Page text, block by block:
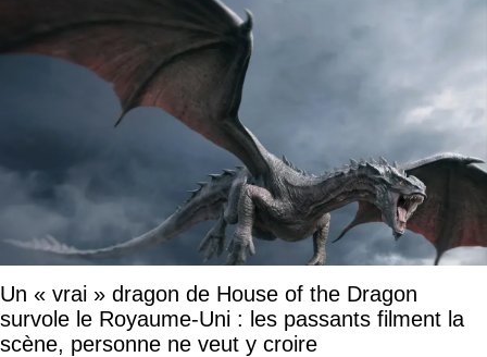
Un « vrai » dragon de House of the Dragon
survole le Royaume-Uni : les passants filment la
scène, personne ne veut y croire